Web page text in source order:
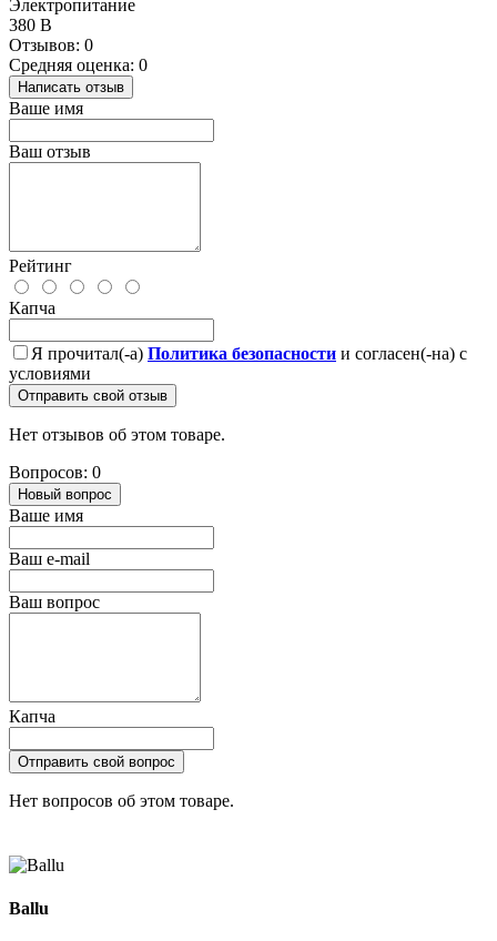
Электропитание
380 В
Отзывов: 0
Средняя оценка: 0
Написать отзыв
Ваше имя
Ваш отзыв
Рейтинг
Капча
Я прочитал(-а) Политика безопасности и согласен(-на) с
условиями
Отправить свой отзыв
Нет отзывов об этом товаре.
Вопросов: 0
Новый вопрос
Ваше имя
Ваш e-mail
Ваш вопрос
Капча
Отправить свой вопрос
Нет вопросов об этом товаре.
Ballu